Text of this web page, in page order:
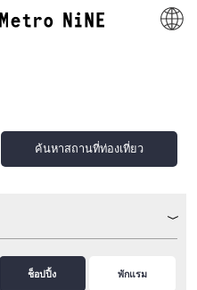
ค้นหาสถานที่ท่องเที่ยว
ช็อปปิ้ง พักแรม